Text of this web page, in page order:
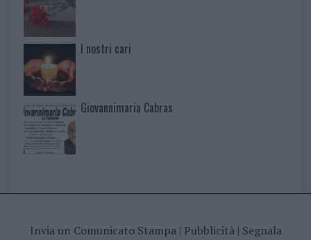
I nostri cari
Giovannimaria Cabras
Invia un Comunicato Stampa| Pubblicità| Segnala